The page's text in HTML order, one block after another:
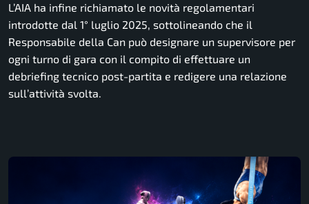
L’AIA ha infine richiamato le novità regolamentari
introdotte dal 1° luglio 2025, sottolineando che il
Responsabile della Can può designare un supervisore per
ogni turno di gara con il compito di effettuare un
debriefing tecnico post-partita e redigere una relazione
sull’attività svolta.